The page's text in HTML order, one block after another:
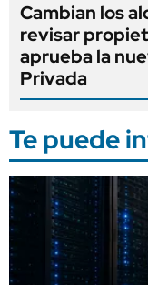
Cambian los
revisar
aprueba la
Privada
Te puede